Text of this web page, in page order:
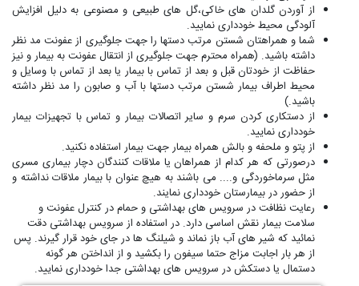
از آوردن گلدان های خاکی،گل های طبیعی و مصنوعی به دلیل افزایش
آلودگی محیط خودداری نمایید.
شما و همراهتان شستن مرتب دستها را جهت جلوگیری از عفونت مد نظر
داشته باشید. (همراه محترم جهت جلوگیری از انتقال عفونت به بیمار و نیز
حفاظت از خودتان قبل و بعد از تماس با بیمار یا بعد از تماس با وسایل و
محیط اطراف بیمار شستن مرتب دستها با آب و صابون را مد نظر داشته
باشید.)
از دستکاری کردن سرم و سایر اتصالات بیمار و تماس با تجهیزات بیمار
خودداری نمایید.
از پتو و ملحفه و بالش همراه بیمار جهت بیمار استفاده نکنید.
درصورتی که هر کدام از همراهان یا ملاقات کنندگان دچار بیماری مسری
مثل سرماخوردگی و.... می باشند به هیچ عنوان با بیمار ملاقات نداشته و
از حضور در بیمارستان خودداری نمایند.
رعایت نظافت در سرویس های بهداشتی و حمام در کنترل عفونت و
سلامت بیمار نقش اساسی دارد. در استفاده از سرویس بهداشتی دقت
نمائید که شیر های آب باز نماند و شیلنگ ها در جای خود قرار گیرند. پس
از هر بار اجابت مزاج حتما سیفون را بکشید و از انداختن هر گونه
دستمال یا دستکش در سرویس های بهداشتی جدا خودداری نمایید.